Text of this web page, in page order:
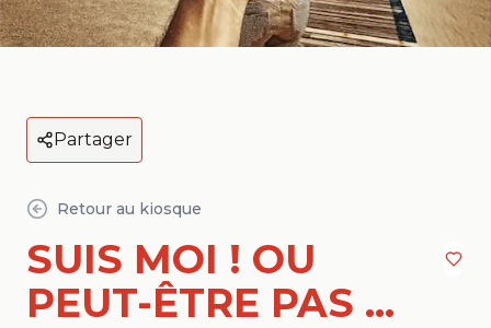
Partager
Retour au kiosque
SUIS MOI ! OU
PEUT-ÊTRE PAS ...